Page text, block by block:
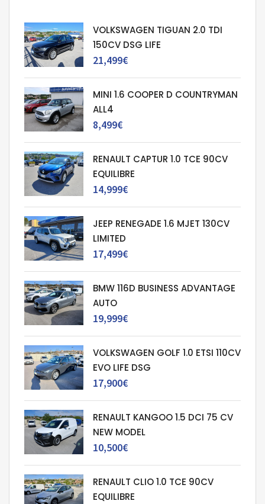
VOLKSWAGEN TIGUAN 2.0 TDI
150CV DSG LIFE
21,499€
MINI 1.6 COOPER D COUNTRYMAN
ALL4
8,499€
RENAULT CAPTUR 1.0 TCE 90CV
EQUILIBRE
14,999€
JEEP RENEGADE 1.6 MJET 130CV
LIMITED
17,499€
BMW 116D BUSINESS ADVANTAGE
AUTO
19,999€
VOLKSWAGEN GOLF 1.0 ETSI 110CV
EVO LIFE DSG
17,900€
RENAULT KANGOO 1.5 DCI 75 CV
NEW MODEL
10,500€
RENAULT CLIO 1.0 TCE 90CV
EQUILIBRE